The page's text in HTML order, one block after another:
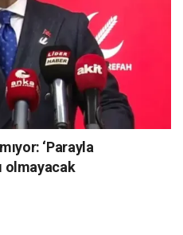
‘Parayla
olmayacak